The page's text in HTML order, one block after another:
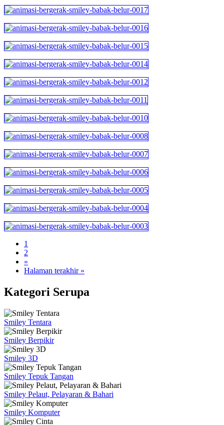
1
2
»
Halaman terakhir »
Kategori Serupa
Smiley Tentara
Smiley Berpikir
Smiley 3D
Smiley Tepuk Tangan
Smiley Pelaut, Pelayaran & Bahari
Smiley Komputer